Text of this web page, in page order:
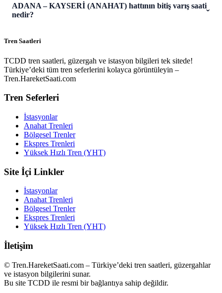
ADANA – KAYSERİ (ANAHAT) hattının bitiş varış saati
nedir?
Tren Saatleri
TCDD tren saatleri, güzergah ve istasyon bilgileri tek sitede!
Türkiye’deki tüm tren seferlerini kolayca görüntüleyin –
Tren.HareketSaati.com
Tren Seferleri
İstasyonlar
Anahat Trenleri
Bölgesel Trenler
Ekspres Trenleri
Yüksek Hızlı Tren (YHT)
Site İçi Linkler
İstasyonlar
Anahat Trenleri
Bölgesel Trenler
Ekspres Trenleri
Yüksek Hızlı Tren (YHT)
İletişim
© Tren.HareketSaati.com – Türkiye’deki tren saatleri, güzergahlar
ve istasyon bilgilerini sunar.
Bu site TCDD ile resmi bir bağlantıya sahip değildir.